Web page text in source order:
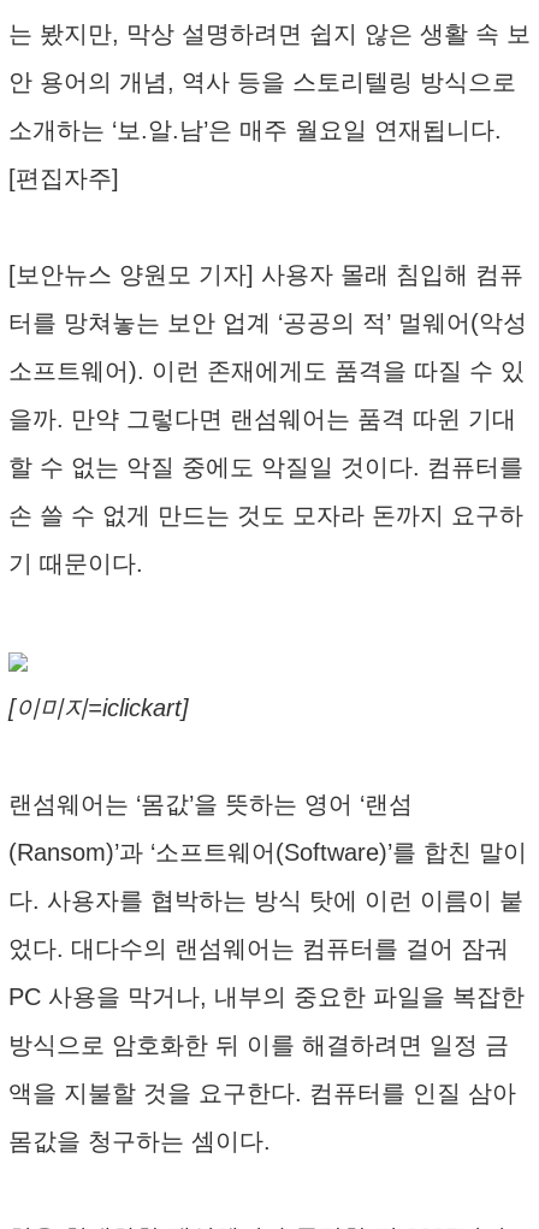
는 봤지만, 막상 설명하려면 쉽지 않은 생활 속 보
안 용어의 개념, 역사 등을 스토리텔링 방식으로
소개하는 ‘보.알.남’은 매주 월요일 연재됩니다.
[편집자주]
[보안뉴스 양원모 기자] 사용자 몰래 침입해 컴퓨
터를 망쳐놓는 보안 업계 ‘공공의 적’ 멀웨어(악성
소프트웨어). 이런 존재에게도 품격을 따질 수 있
을까. 만약 그렇다면 랜섬웨어는 품격 따윈 기대
할 수 없는 악질 중에도 악질일 것이다. 컴퓨터를
손 쓸 수 없게 만드는 것도 모자라 돈까지 요구하
기 때문이다.
[이미지=iclickart]
랜섬웨어는 ‘몸값’을 뜻하는 영어 ‘랜섬
(Ransom)’과 ‘소프트웨어(Software)’를 합친 말이
다. 사용자를 협박하는 방식 탓에 이런 이름이 붙
었다. 대다수의 랜섬웨어는 컴퓨터를 걸어 잠궈
PC 사용을 막거나, 내부의 중요한 파일을 복잡한
방식으로 암호화한 뒤 이를 해결하려면 일정 금
액을 지불할 것을 요구한다. 컴퓨터를 인질 삼아
몸값을 청구하는 셈이다.